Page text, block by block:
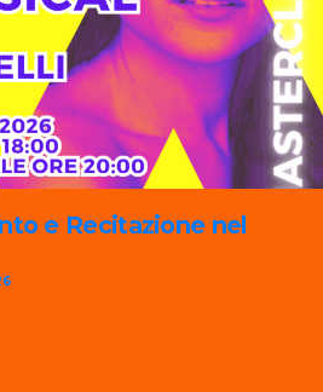
e Recitazione nel